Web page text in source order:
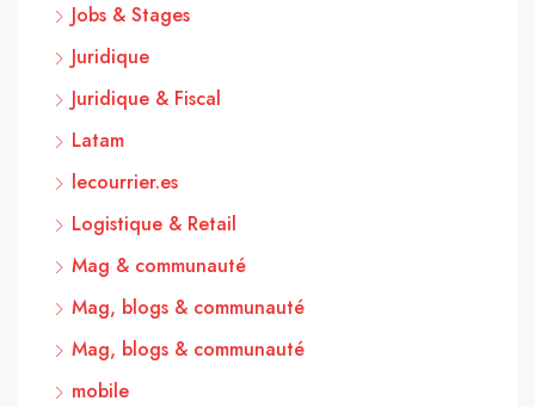
Jobs & Stages
Juridique
Juridique & Fiscal
Latam
lecourrier.es
Logistique & Retail
Mag & communauté
Mag, blogs & communauté
Mag, blogs & communauté
mobile